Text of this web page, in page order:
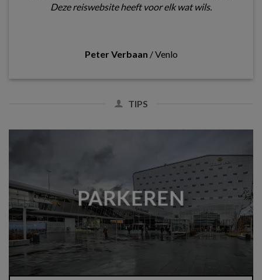
Deze reiswebsite heeft voor elk wat wils.
Peter Verbaan /Venlo
TIPS
PARKEREN